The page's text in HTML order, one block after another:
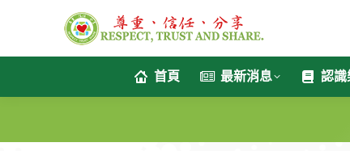
首頁 最新消息 認識